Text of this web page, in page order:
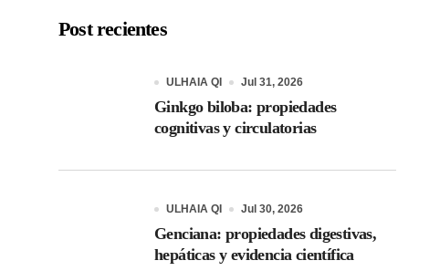
Post recientes
ULHAIA QI Jul 31, 2026
Ginkgo biloba: propiedades
cognitivas y circulatorias
ULHAIA QI Jul 30, 2026
Genciana: propiedades digestivas,
hepáticas y evidencia científica